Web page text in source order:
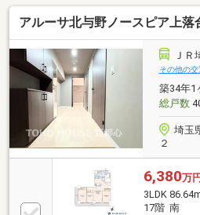
機能付給湯器フルオートバ
床暖房（ＬＤ）カウンター
通アクセス～・東京メトロ
町」駅 徒歩2分・都営浅草
東西線「日本橋」駅 徒歩3
半蔵門線「三越前」駅 徒
駅 徒歩12分
アルーサ北与野ノースピア上落
Ｊ
その他の交
築34年1
総戸数
埼玉
２
6,380万円
3LDK
17階 南